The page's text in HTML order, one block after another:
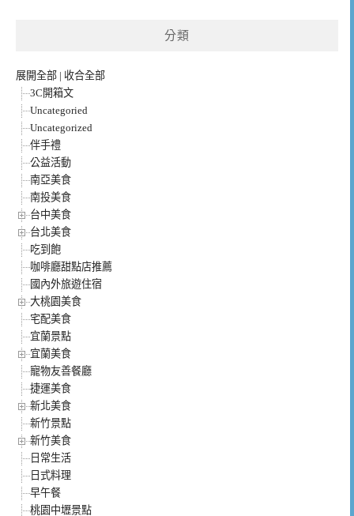
分類
展開全部 | 收合全部
3C開箱文
Uncategoried
Uncategorized
伴手禮
公益活動
南亞美食
南投美食
台中美食
台北美食
吃到飽
咖啡廳甜點店推薦
國內外旅遊住宿
大桃園美食
宅配美食
宜蘭景點
宜蘭美食
寵物友善餐廳
捷運美食
新北美食
新竹景點
新竹美食
日常生活
日式料理
早午餐
桃園中壢景點